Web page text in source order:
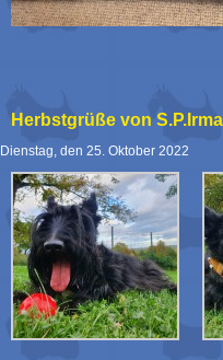
Herbstgrüße von S.P.Irma
Dienstag, den 25. Oktober 2022